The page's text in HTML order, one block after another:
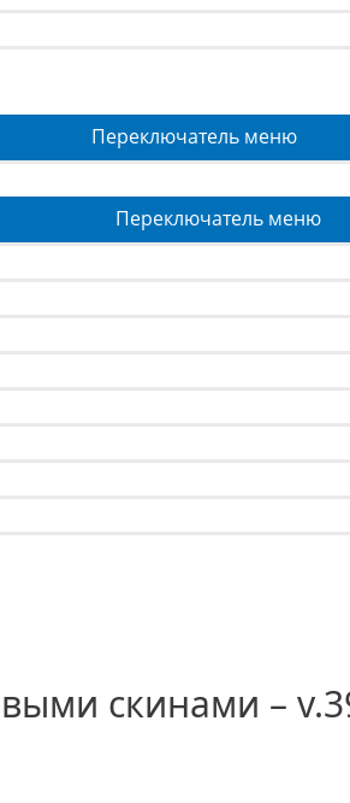
Переключатель меню
Переключатель меню
скинами –